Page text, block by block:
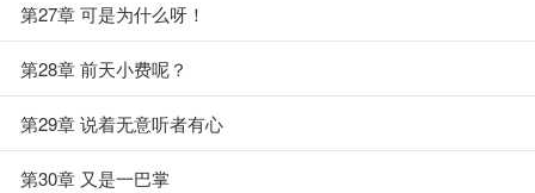
第27章 可是为什么呀！
第28章 前天小费呢？
第29章 说着无意听者有心
第30章 又是一巴掌